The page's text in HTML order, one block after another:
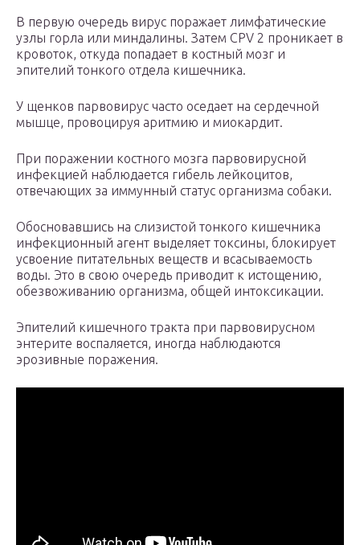
В первую очередь вирус поражает лимфатические
узлы горла или миндалины. Затем CPV 2 проникает в
кровоток, откуда попадает в костный мозг и
эпителий тонкого отдела кишечника.
У щенков парвовирус часто оседает на сердечной
мышце, провоцируя аритмию и миокардит.
При поражении костного мозга парвовирусной
инфекцией наблюдается гибель лейкоцитов,
отвечающих за иммунный статус организма собаки.
Обосновавшись на слизистой тонкого кишечника
инфекционный агент выделяет токсины, блокирует
усвоение питательных веществ и всасываемость
воды. Это в свою очередь приводит к истощению,
обезвоживанию организма, общей интоксикации.
Эпителий кишечного тракта при парвовирусном
энтерите воспаляется, иногда наблюдаются
эрозивные поражения.